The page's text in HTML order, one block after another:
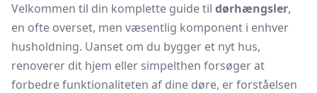
Velkommen til din komplette guide til dørhængsler,
en ofte overset, men væsentlig komponent i enhver
husholdning. Uanset om du bygger et nyt hus,
renoverer dit hjem eller simpelthen forsøger at
forbedre funktionaliteten af dine døre, er forståelsen